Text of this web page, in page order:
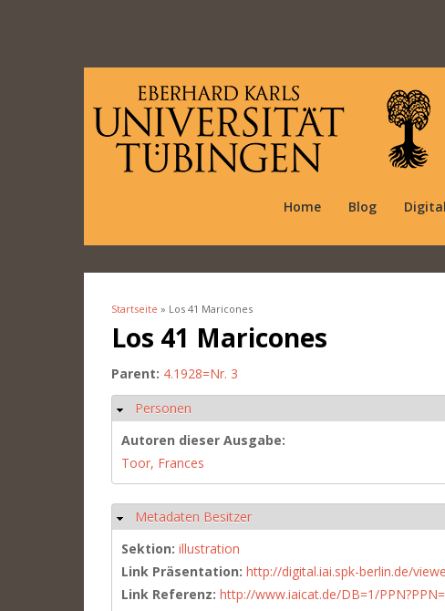
Home Blog
Sie sind hier
Startseite » Los 41 Maricones
Los 41 Maricones
Parent: 4.1928=Nr. 3
Ausblenden
Personen
Autoren dieser Ausgabe:
Toor, Frances
Ausblenden
Metadaten Besitzer
Sektion: illustration
Link Präsentation: http://digital.iai.spk-berlin.de/
Link Referenz: http://www.iaicat.de/DB=1/